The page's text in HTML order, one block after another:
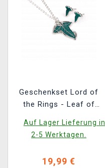
Geschenkset Lord of
the Rings - Leaf of
Ohrringe)
Auf Lager Lieferung in
2-5 Werktagen.
19,99 €